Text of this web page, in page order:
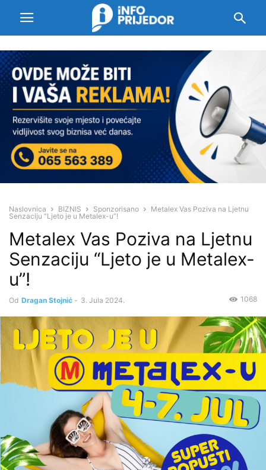
Naslovnica BIZNIS Sponzorisano
Metalex Vas Poziva na Ljetnu
Senzaciju “Ljeto je u Metalex-u”!
Metalex Vas Poziva na Ljetnu
Senzaciju “Ljeto je u Metalex-
u”!
Od Dragan Stojnić - 3. Jula 2024. 1068